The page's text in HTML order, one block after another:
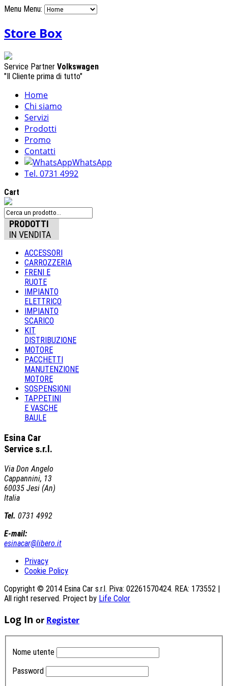
Menu Menu:
Store Box
Service Partner Volkswagen
"Il Cliente prima di tutto"
Home
Chi siamo
Servizi
Prodotti
Promo
Contatti
WhatsApp
Tel. 0731 4992
Cart
PRODOTTI
IN VENDITA
ACCESSORI
CARROZZERIA
FRENI E
RUOTE
IMPIANTO
ELETTRICO
IMPIANTO
SCARICO
KIT
DISTRIBUZIONE
MOTORE
PACCHETTI
MANUTENZIONE
MOTORE
SOSPENSIONI
TAPPETINI
E VASCHE
BAULE
Esina Car
Service s.r.l.
Via Don Angelo
Cappannini, 13
60035 Jesi (An)
Italia
Tel. 0731 4992
E-mail:
esinacar@libero.it
Privacy
Cookie Policy
Copyright © 2014 Esina Car s.r.l. P.iva: 02261570424. REA: 173552 |
All right reserved. Project by Life Color
Log In or Register
Nome utente
Password